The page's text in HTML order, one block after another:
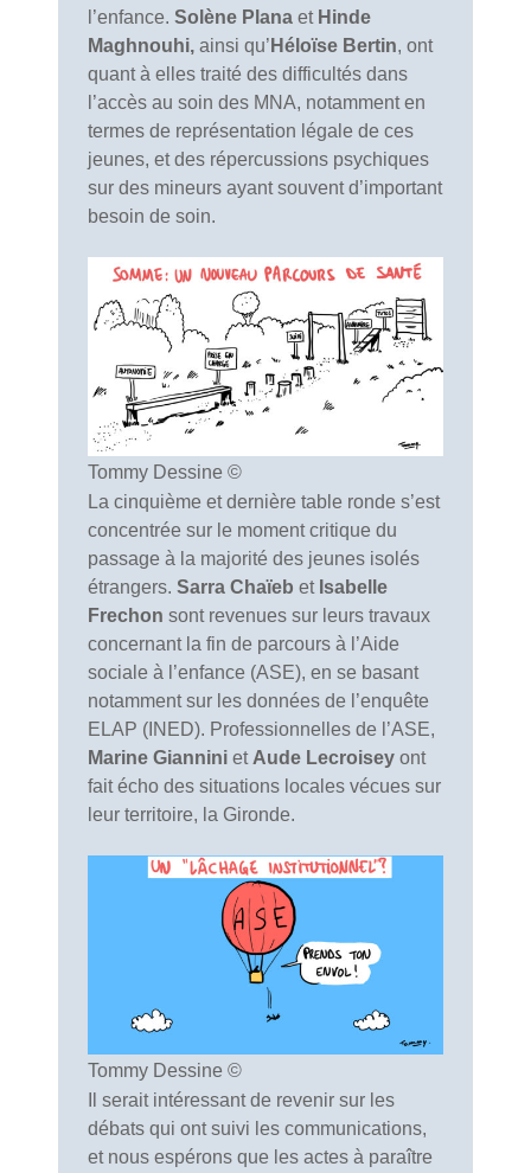
l’enfance. Solène Plana et Hinde
Maghnouhi, ainsi qu’ Héloïse Bertin, ont
quant à elles traité des difficultés dans
l’accès au soin des MNA, notamment en
termes de représentation légale de ces
jeunes, et des répercussions psychiques
sur des mineurs ayant souvent d’important
besoin de soin.
Tommy Dessine ©
La cinquième et dernière table ronde s’est
concentrée sur le moment critique du
passage à la majorité des jeunes isolés
étrangers. Sarra Chaïeb et Isabelle
Frechon sont revenues sur leurs travaux
concernant la fin de parcours à l’Aide
sociale à l’enfance (ASE), en se basant
notamment sur les données de l’enquête
ELAP (INED). Professionnelles de l’ASE,
Marine Giannini et Aude Lecroisey ont
fait écho des situations locales vécues sur
leur territoire, la Gironde.
Tommy Dessine ©
Il serait intéressant de revenir sur les
débats qui ont suivi les communications,
et nous espérons que les actes à paraître